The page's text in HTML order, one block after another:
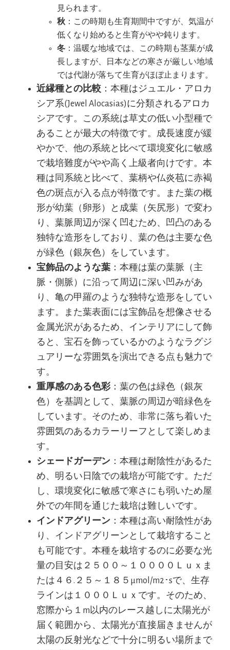
見られます。
秋 ：この時期も生育期間中ですが、気温が
低くなり始めると生育がやや鈍ります。
冬 ：温暖な地域では、この時期も茎葉が成
長しますが、日本などの寒さが厳しい地域
では代謝が落ちて生育がほぼ止まります。
近縁種との比較 ：本種はジュエル・アロカ
シア系(Jewel Alocasias)に分類されるアロカ
シアです。この系統は草丈の低い小型種で
あることが最大の特徴です。成長速度が緩
やかで、他の系統と比べて環境変化に敏感
で栽培難度がやや高く上級者向けです。本
種は同系統と比べて、葉柄や仏炎苞に赤褐
色の斑点が入る点が特徴です。また葉の概
形が幼葉（卵形）と成葉（矢尻形）で変わ
り、葉脈周辺が深く凹むため、凹凸のある
独特な造形をしており、葉の色は主要な色
が緑色（銀灰色）をしています。
宝飾品のような葉 ：本種は葉の葉脈（主
脈・側脈）に沿って周辺に深い凹みがあ
り、亀の甲羅のような独特な造形をしてい
ます。また葉表面には宝飾品を想像させる
金属光沢があるため、インテリアにして飾
ると、宝石を飾っているかのようなラグジ
ュアリーな雰囲気を演出できる点も魅力で
す。
重厚感のある色彩：葉の色は緑色（銀灰
色）を基調として、葉脈の周辺が暗緑色を
しています。そのため、非常に落ち着いた
雰囲気のあるカラーリーフとして楽しめま
す。
シェードガーデン ：本種は耐陰性があるた
め、明るい日陰での栽培が可能です。ただ
し、環境変化に敏感で寒さにも弱いため屋
外での年間を通じた栽培は難しいです。
インドアグリーン ：本種は高い耐陰性があ
り、インドアグリーンとして栽培すること
も可能です。本種を栽培するのに必要な光
量の目安は２５００～１００００Ｌｕｘま
たは４６.２５～１８５μmol/m2･sで、生存
ラインは１０００Ｌｕｘです。そのため、
窓際から１m以内のレース越しに太陽光が
届く範囲から、太陽光が直接届きませんが
太陽の反射光などで十分に明るい場所まで